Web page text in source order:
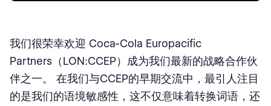
我们很荣幸欢迎 Coca-Cola Europacific
Partners（LON:CCEP）成为我们最新的战略合作伙
伴之一。 在我们与CCEP的早期交流中，最引人注目
的是我们的语境敏感性，这不仅意味着转换词语，还